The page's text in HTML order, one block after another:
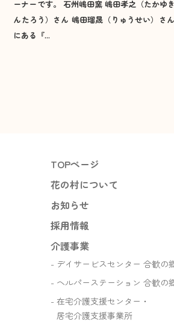
ラブ
お問い合わせ
2026年2月
2025年9月
ーナーです。 石州嶋田窯 嶋田孝之（たかゆ
んたろう）さん 嶋田瑠晟（りゅうせい）さ
にある『...
TOPページ
花の村について
お知らせ
採用情報
介護事業
デイサービスセンター 合歓の
ヘルパーステーション 合歓の
在宅介護支援センター・
居宅介護支援事業所